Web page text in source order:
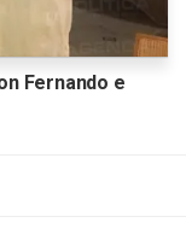
Fernando e